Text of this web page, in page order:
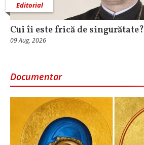
Editorial
Cui îi este frică de singurătate?
09 Aug, 2026
Documentar